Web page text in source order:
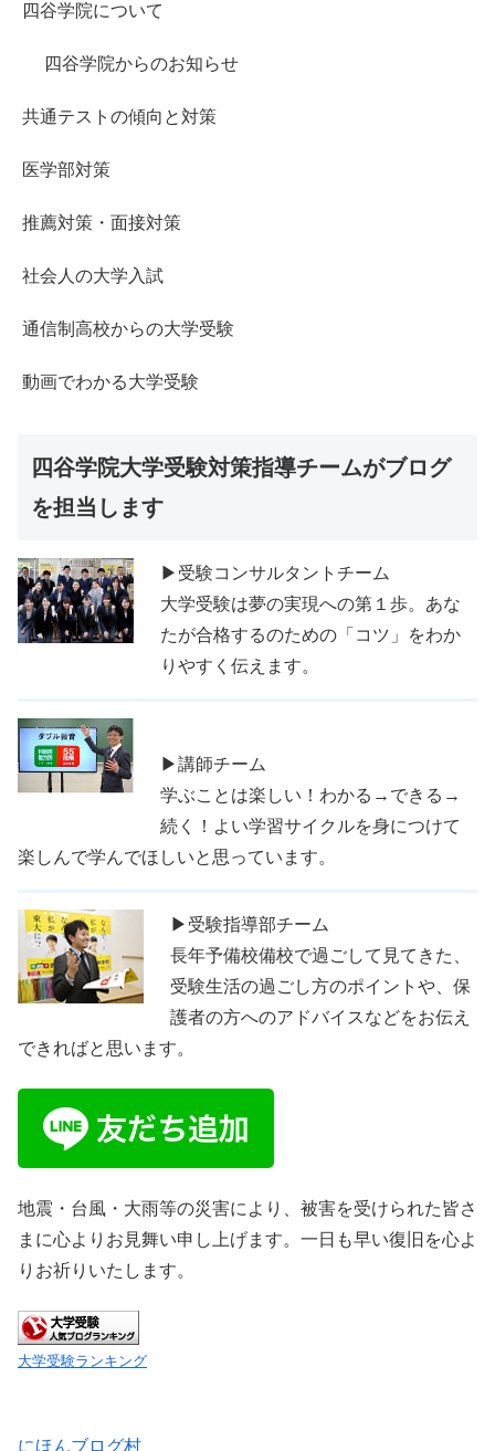
四谷学院について
四谷学院からのお知らせ
共通テストの傾向と対策
医学部対策
推薦対策・面接対策
社会人の大学入試
通信制高校からの大学受験
動画でわかる大学受験
四谷学院大学受験対策指導チームがブログ
を担当します
▶受験コンサルタントチーム
大学受験は夢の実現への第１歩。あな
たが合格するのための「コツ」をわか
りやすく伝えます。
▶講師チーム
学ぶことは楽しい！わかる→できる→
続く！よい学習サイクルを身につけて
楽しんで学んでほしいと思っています。
▶受験指導部チーム
長年予備校備校で過ごして見てきた、
受験生活の過ごし方のポイントや、保
護者の方へのアドバイスなどをお伝え
できればと思います。
地震・台風・大雨等の災害により、被害を受けられた皆さ
まに心よりお見舞い申し上げます。一日も早い復旧を心よ
りお祈りいたします。
大学受験ランキング
にほんブログ村